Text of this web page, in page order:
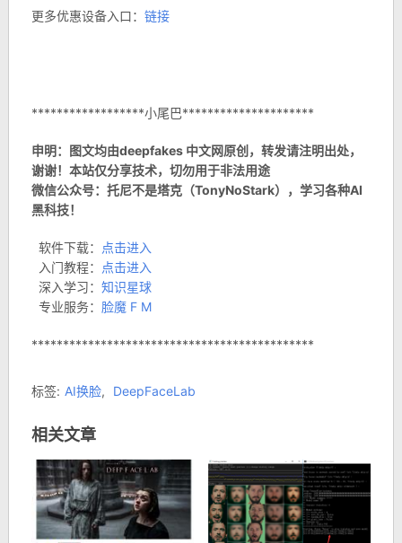
更多优惠设备入口： 链接
******************小尾巴*********************
申明：图文均由deepfakes 中文网原创，转发请注明出处，
谢谢！本站仅分享技术，切勿用于非法用途
微信公众号：托尼不是塔克（TonyNoStark），学习各种AI
黑科技！
软件下载：
点击进入
入门教程：
点击进入
深入学习： 知识星球
专业服务： 脸魔 F M
*********************************************
标签: AI换脸, DeepFaceLab
相关文章